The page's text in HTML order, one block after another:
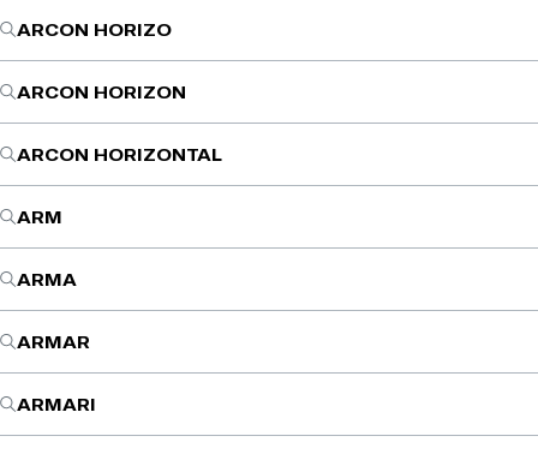
ARCON HORIZO
ARCON HORIZON
ARCON HORIZONTAL
ARM
ARMA
ARMAR
ARMARI